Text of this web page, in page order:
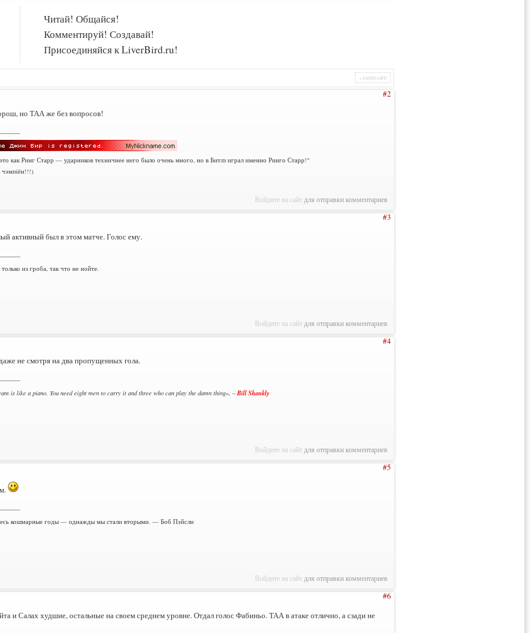
Читай! Общайся!
Комментируй! Создавай!
Присоединяйся к LiverBird.ru!
+100500 OFF
#2
но ТАА же без вопросов!
как Ринг Старр — ударников техничнее него было очень много, но в Битлз играл именно Ринго Старр!"
чэмпіён!!!)
Войдите на сайт для отправки комментариев
#3
активный был в этом матче. Голос ему.
из гроба, так что не нойте.
Войдите на сайт для отправки комментариев
#4
не смотря на два пропущенных гола.
is like a piano. You need eight men to carry it and three who can play the damn thing», –Bill Shankly
Войдите на сайт для отправки комментариев
#5
кошмарные годы — однажды мы стали вторыми. — Боб Пэйсли
Войдите на сайт для отправки комментариев
#6
и Салах худшие, остальные на своем среднем уровне. Отдал голос Фабиньо. ТАА в атаке отлично, а сзади не